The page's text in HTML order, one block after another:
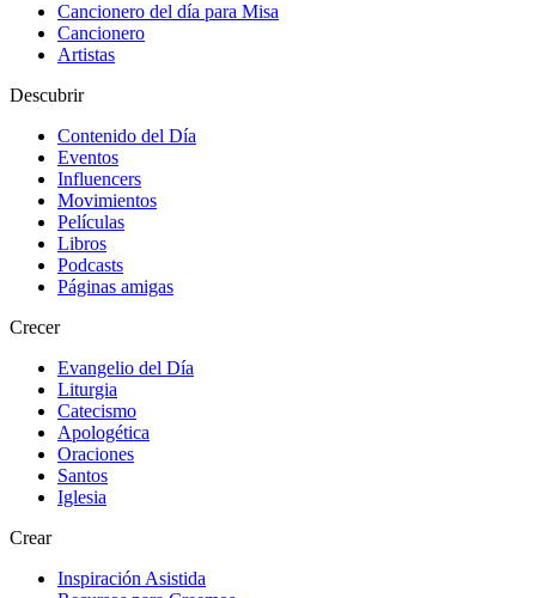
Cancionero del día para Misa
Cancionero
Artistas
Descubrir
Contenido del Día
Eventos
Influencers
Movimientos
Películas
Libros
Podcasts
Páginas amigas
Crecer
Evangelio del Día
Liturgia
Catecismo
Apologética
Oraciones
Santos
Iglesia
Crear
Inspiración Asistida